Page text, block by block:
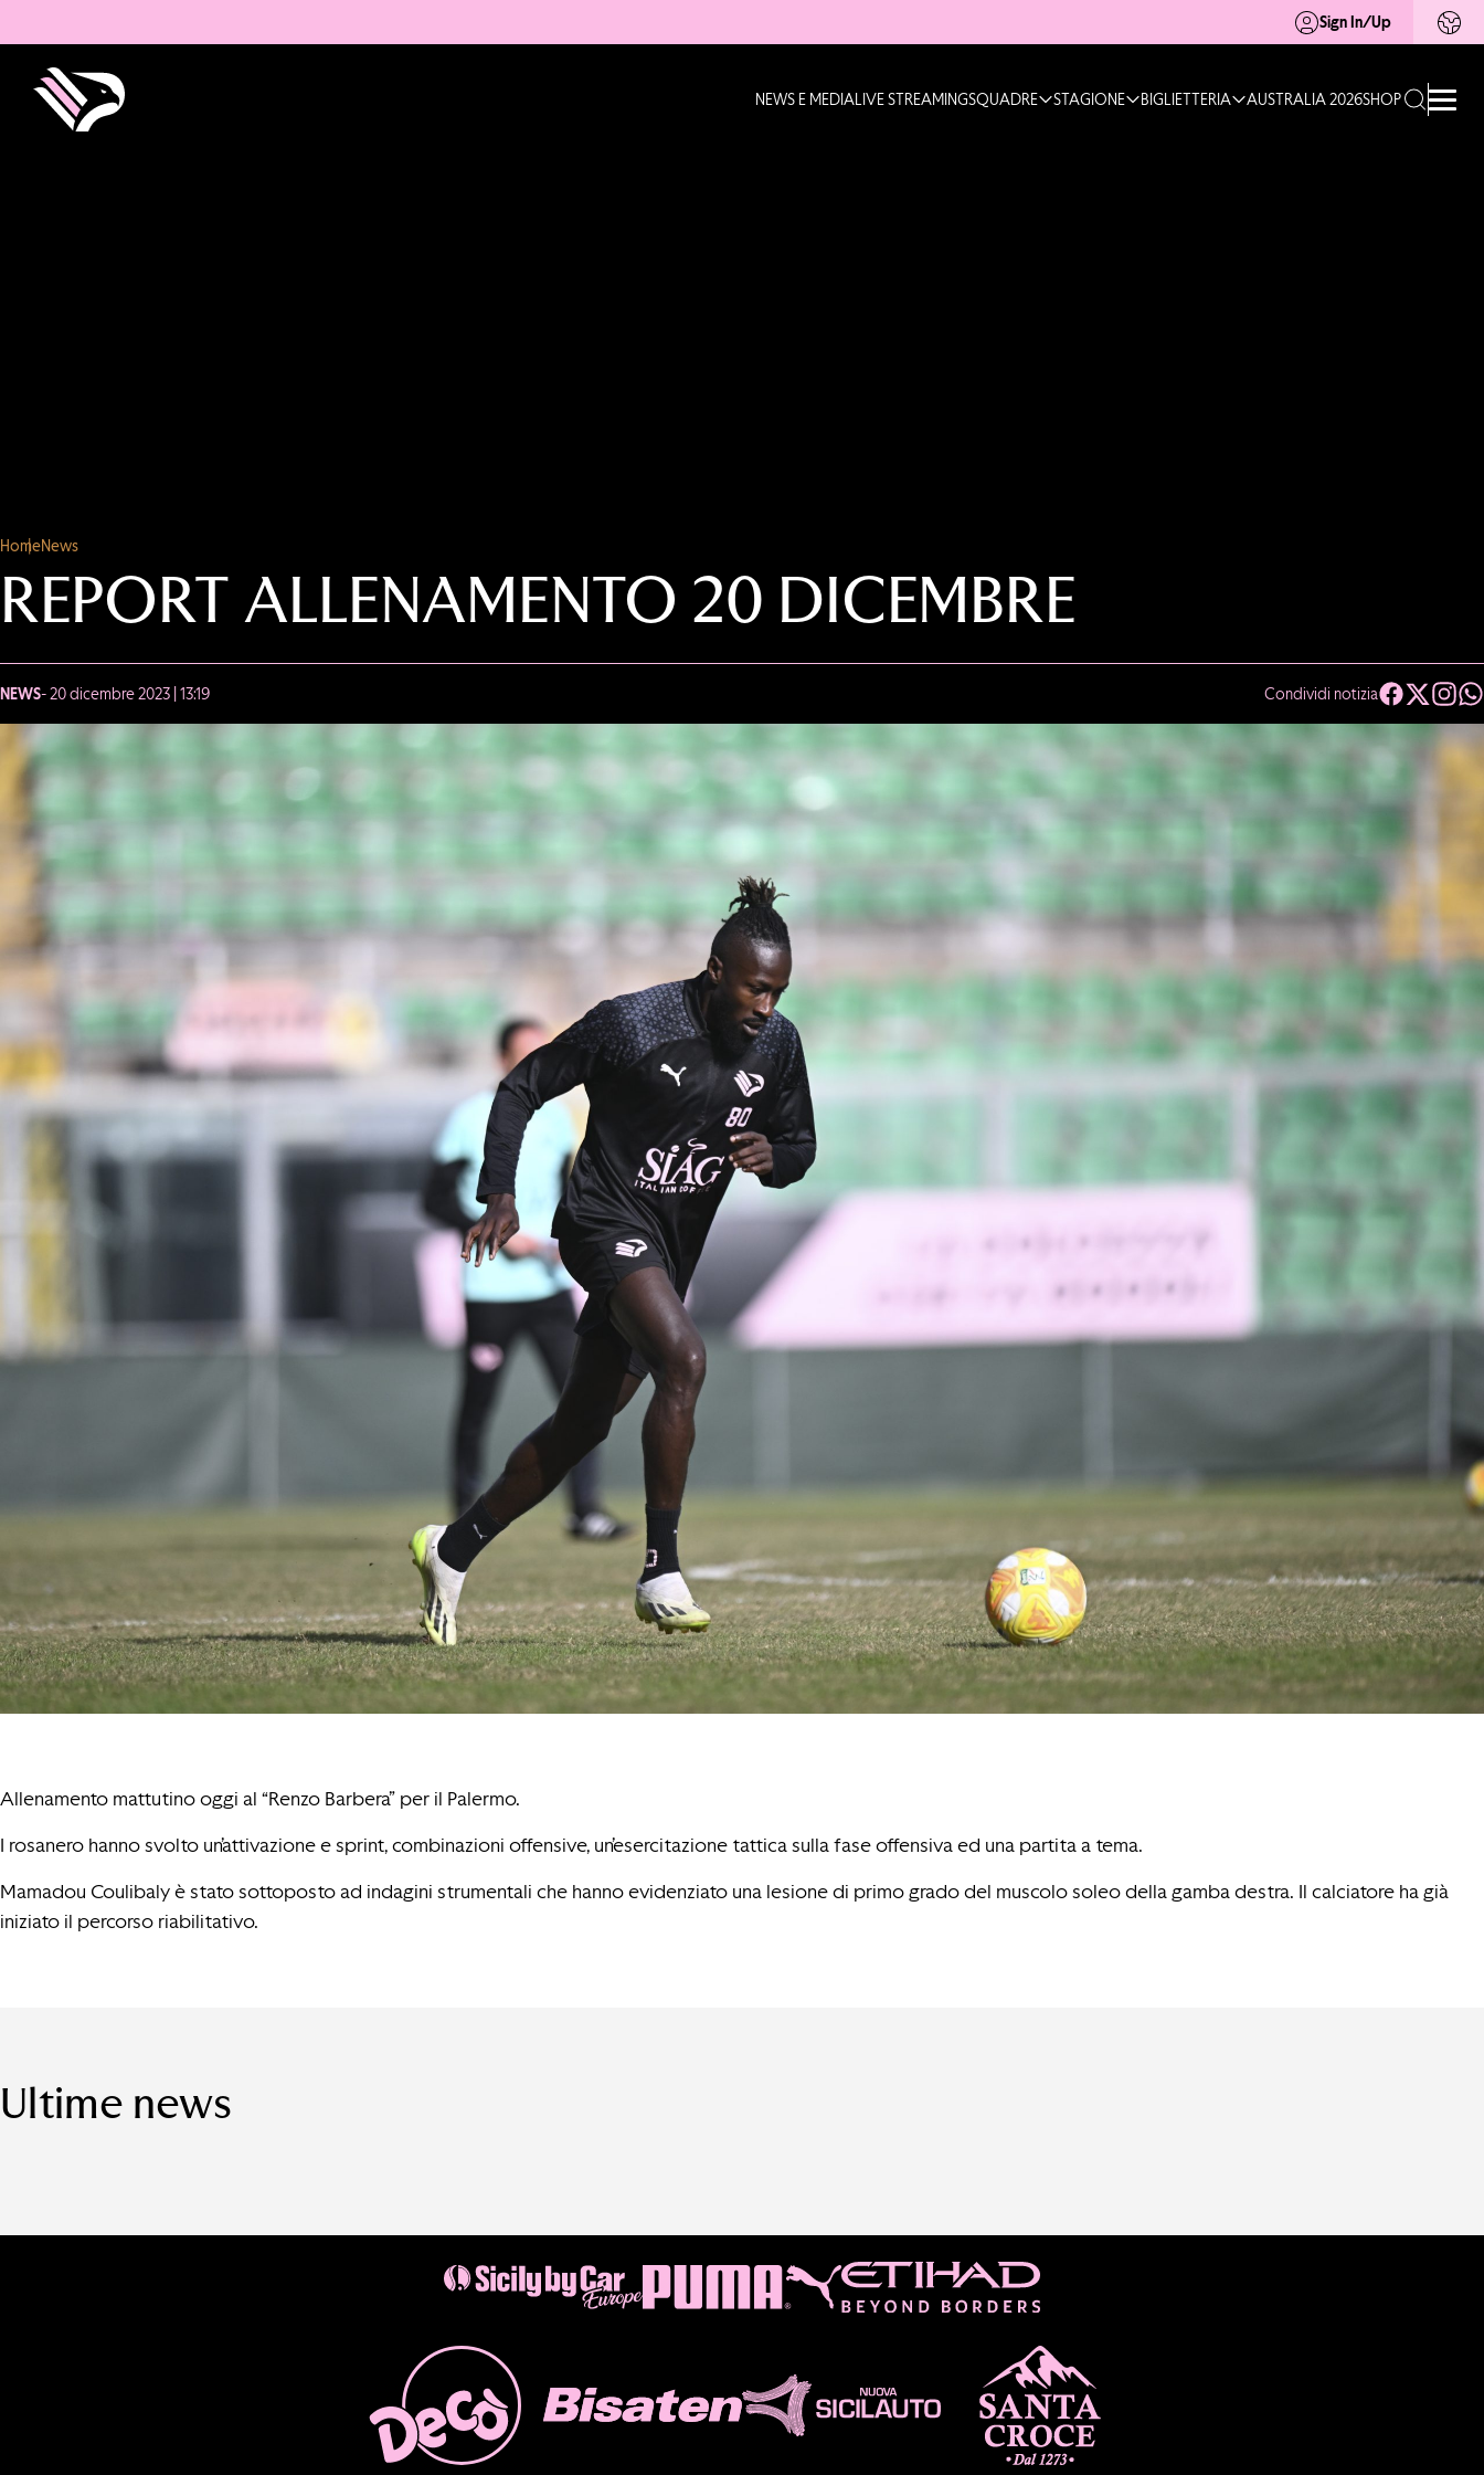
Sign In/Up
NEWS E MEDIALIVE STREAMINGSQUADRE STAGIONE BIGLIETTERIA AUSTRALIA 2026SHOP
HomeNews
REPORT ALLENAMENTO 20 DICEMBRE
NEWS- 20 dicembre 2023 | 13:19 Condividi notizia
Allenamento mattutino oggi al “Renzo Barbera” per il Palermo.
I rosanero hanno svolto un’attivazione e sprint, combinazioni offensive, un’esercitazione tattica sulla fase offensiva ed una partita a tema.
Mamadou Coulibaly è stato sottoposto ad indagini strumentali che hanno evidenziato una lesione di primo grado del muscolo soleo della gamba destra. Il calciatore ha già
iniziato il percorso riabilitativo.
Ultime news